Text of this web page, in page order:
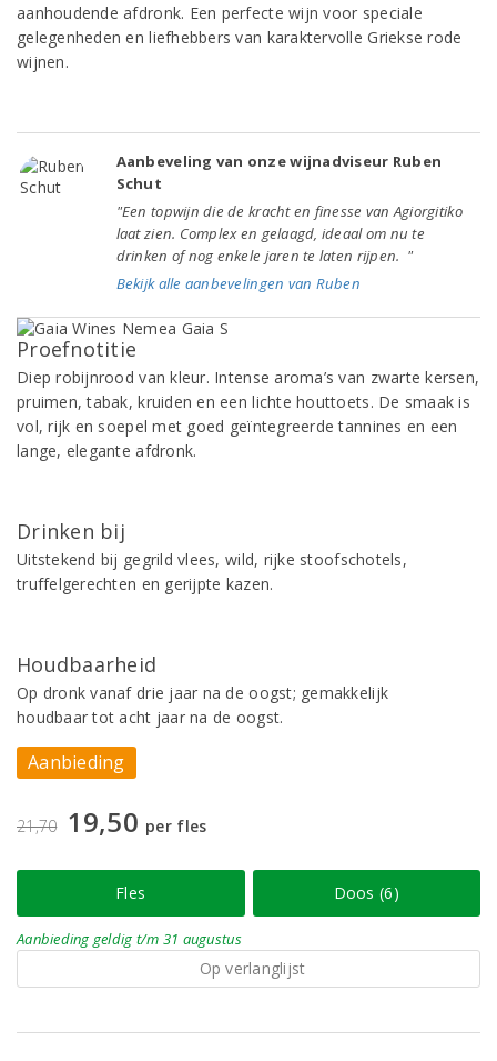
aanhoudende afdronk. Een perfecte wijn voor speciale
gelegenheden en liefhebbers van karaktervolle Griekse rode
wijnen.
Aanbeveling van onze wijnadviseur Ruben
Schut
"Een topwijn die de kracht en finesse van Agiorgitiko
laat zien. Complex en gelaagd, ideaal om nu te
drinken of nog enkele jaren te laten rijpen. "
Bekijk alle aanbevelingen van Ruben
Proefnotitie
Diep robijnrood van kleur. Intense aroma’s van zwarte kersen,
pruimen, tabak, kruiden en een lichte houttoets. De smaak is
vol, rijk en soepel met goed geïntegreerde tannines en een
lange, elegante afdronk.
Drinken bij
Uitstekend bij gegrild vlees, wild, rijke stoofschotels,
truffelgerechten en gerijpte kazen.
Houdbaarheid
Op dronk vanaf drie jaar na de oogst; gemakkelijk
houdbaar tot acht jaar na de oogst.
Aanbieding
21,70 19,50 per fles
Fles Doos (6)
Aanbieding geldig t/m 31 augustus
Op verlanglijst